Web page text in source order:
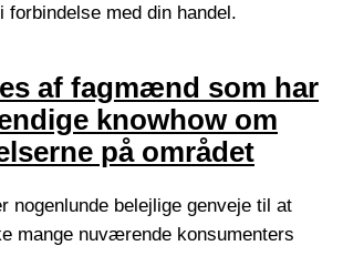
forbindelse med din handel.
af fagmænd som har
knowhow om
på området
nogenlunde belejlige genveje til at
mange nuværende konsumenters